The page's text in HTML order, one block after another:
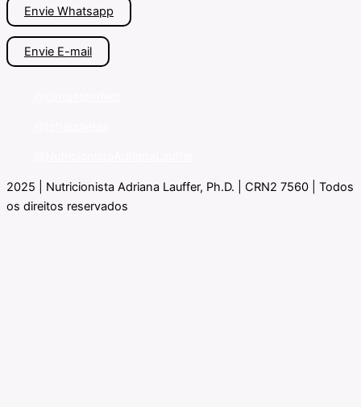
Envie Whatsapp
Envie E-mail
2025 | Nutricionista Adriana Lauffer, Ph.D. | CRN2 7560 | Todos
os direitos reservados